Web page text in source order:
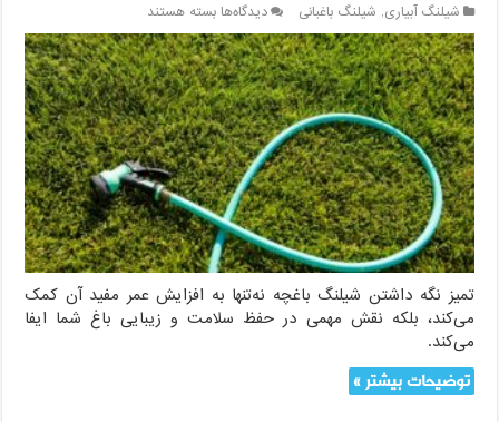
شیلنگ آبیاری, شیلنگ باغبانی دیدگاه‌هابرای
نحوه
تمیز
کردن
موثر
شیلنگ
باغچه:
راهنمای
جامع
بسته هستند
تمیز نگه داشتن شیلنگ باغچه نه‌تنها به افزایش عمر مفید آن کمک
می‌کند، بلکه نقش مهمی در حفظ سلامت و زیبایی باغ شما ایفا
می‌کند.
توضیحات بیشتر »